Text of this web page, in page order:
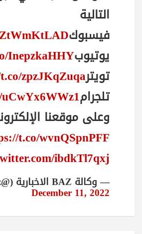
التالية
فيسبوك
يوتيوبInepzkaHHY
تويترzpzJKqZuqa
تلجرام
وعلى موقعنا
t.co/wvnQSpnPFF
ibdkTl7qxj
— وكالة BAZ الاخبارية (@baznewz)
December 11, 2022